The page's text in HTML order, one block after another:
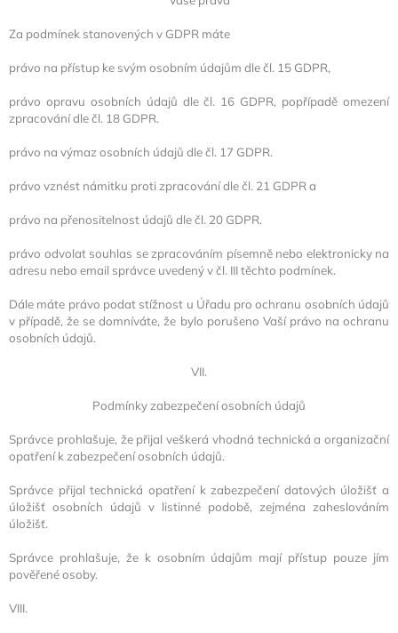
Za podmínek stanovených v GDPR máte
právo na přístup ke svým osobním údajům dle čl. 15 GDPR,
právo opravu osobních údajů dle čl. 16 GDPR, popřípadě omezení
zpracování dle čl. 18 GDPR.
právo na výmaz osobních údajů dle čl. 17 GDPR.
právo vznést námitku proti zpracování dle čl. 21 GDPR a
právo na přenositelnost údajů dle čl. 20 GDPR.
právo odvolat souhlas se zpracováním písemně nebo elektronicky na
adresu nebo email správce uvedený v čl. III těchto podmínek.
Dále máte právo podat stížnost u Úřadu pro ochranu osobních údajů
v případě, že se domníváte, že bylo porušeno Vaší právo na ochranu
osobních údajů.
VII.
Podmínky zabezpečení osobních údajů
Správce prohlašuje, že přijal veškerá vhodná technická a organizační
opatření k zabezpečení osobních údajů.
Správce přijal technická opatření k zabezpečení datových úložišť a
úložišť osobních údajů v listinné podobě, zejména zaheslováním
úložišť.
Správce prohlašuje, že k osobním údajům mají přístup pouze jím
pověřené osoby.
VIII.